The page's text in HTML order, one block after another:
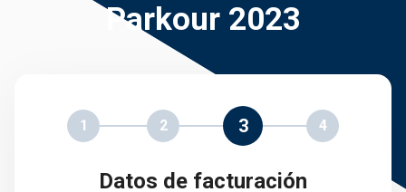
Parkour 2023
1 2 3 4
Datos de facturación